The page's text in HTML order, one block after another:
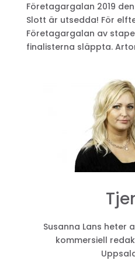
Företagargalan 2019
Slott är utsedda! För
Företagargalan av
finalisterna släppta.
Susanna Lans heter
kommersiell